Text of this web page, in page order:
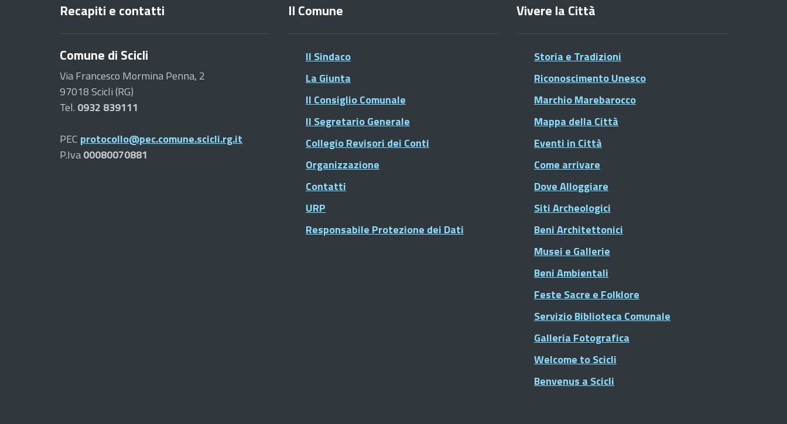
Recapiti e contatti
Comune di Scicli
Via Francesco Mormina Penna, 2
97018 Scicli (RG)
Tel. 0932 839111
PEC protocollo@pec.comune.scicli.rg.it
P.Iva00080070881
Il Comune
Il Sindaco
La Giunta
Il Consiglio Comunale
Il Segretario Generale
Collegio Revisori dei Conti
Organizzazione
Contatti
URP
Responsabile Protezione dei Dati
Vivere la Città
Storia e Tradizioni
Riconoscimento Unesco
Marchio Marebarocco
Mappa della Città
Eventi in Città
Come arrivare
Dove Alloggiare
Siti Archeologici
Beni Architettonici
Musei e Gallerie
Beni Ambientali
Feste Sacre e Folklore
Servizio Biblioteca Comunale
Galleria Fotografica
Welcome to Scicli
Benvenus a Scicli